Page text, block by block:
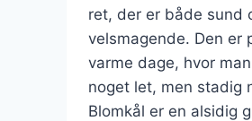
ret, der er både sund
velsmagende. Den er
varme dage, hvor
noget let, men stadig
Blomkål er en alsidig